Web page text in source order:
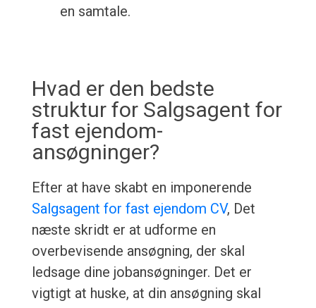
en samtale.
Hvad er den bedste
struktur for Salgsagent for
fast ejendom-
ansøgninger?
Efter at have skabt en imponerende
Salgsagent for fast ejendom CV, Det
næste skridt er at udforme en
overbevisende ansøgning, der skal
ledsage dine jobansøgninger. Det er
vigtigt at huske, at din ansøgning skal